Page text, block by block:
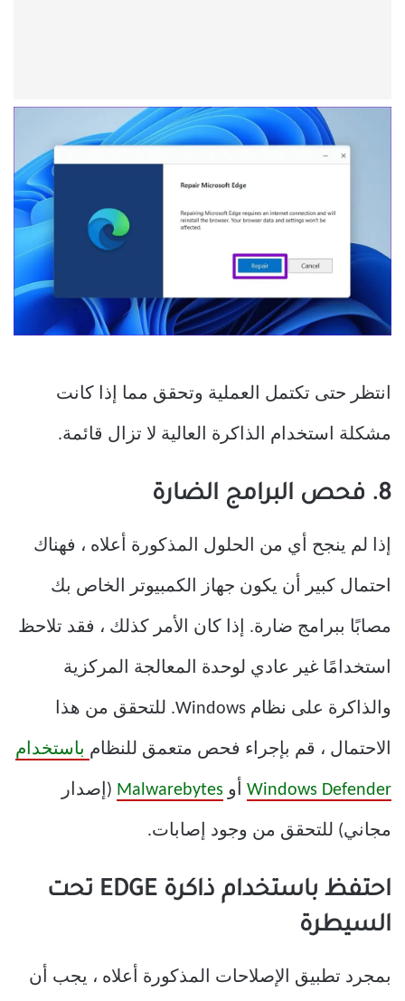
انتظر حتى تكتمل العملية وتحقق مما إذا كانت
مشكلة استخدام الذاكرة العالية لا تزال قائمة.
8. فحص البرامج الضارة
إذا لم ينجح أي من الحلول المذكورة أعلاه ، فهناك
احتمال كبير أن يكون جهاز الكمبيوتر الخاص بك
مصابًا ببرامج ضارة. إذا كان الأمر كذلك ، فقد تلاحظ
استخدامًا غير عادي لوحدة المعالجة المركزية
والذاكرة على نظام Windows. للتحقق من هذا
الاحتمال ، قم بإجراء فحص متعمق للنظام باستخدام
Windows Defender أو Malwarebytes (إصدار
مجاني) للتحقق من وجود إصابات.
احتفظ باستخدام ذاكرة EDGE تحت
السيطرة
بمجرد تطبيق الإصلاحات المذكورة أعلاه ، يجب أن